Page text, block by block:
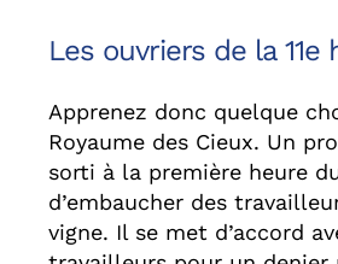
Les ouvriers de la 11e
Apprenez donc quelque
Royaume des Cieux. Un
sorti à la première heure
d’embaucher des
vigne. Il se met d’accord